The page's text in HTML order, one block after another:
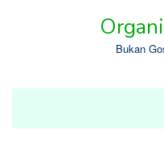
Bukan